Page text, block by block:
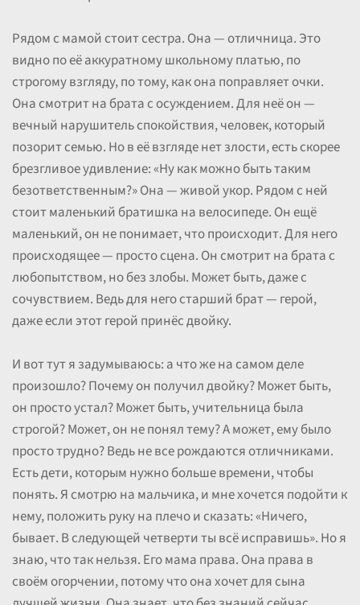
Рядом с мамой стоит сестра. Она — отличница. Это
видно по её аккуратному школьному платью, по
строгому взгляду, по тому, как она поправляет очки.
Она смотрит на брата с осуждением. Для неё он —
вечный нарушитель спокойствия, человек, который
позорит семью. Но в её взгляде нет злости, есть скорее
брезгливое удивление: «Ну как можно быть таким
безответственным?» Она — живой укор. Рядом с ней
стоит маленький братишка на велосипеде. Он ещё
маленький, он не понимает, что происходит. Для него
происходящее — просто сцена. Он смотрит на брата с
любопытством, но без злобы. Может быть, даже с
сочувствием. Ведь для него старший брат — герой,
даже если этот герой принёс двойку.
И вот тут я задумываюсь: а что же на самом деле
произошло? Почему он получил двойку? Может быть,
он просто устал? Может быть, учительница была
строгой? Может, он не понял тему? А может, ему было
просто трудно? Ведь не все рождаются отличниками.
Есть дети, которым нужно больше времени, чтобы
понять. Я смотрю на мальчика, и мне хочется подойти к
нему, положить руку на плечо и сказать: «Ничего,
бывает. В следующей четверти ты всё исправишь». Но я
знаю, что так нельзя. Его мама права. Она права в
своём огорчении, потому что она хочет для сына